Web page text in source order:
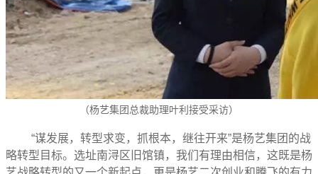
（杨艺集团总裁助理叶利接受采访）
“谋发展，转型求变，抓根本，继往开来”是杨艺集团的战
略转型目标。选址南浔区旧馆镇，我们有理由相信，这既是杨